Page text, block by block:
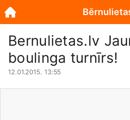
Bernulietas.lv
boulinga turnīrs!
12.01.2015. 13:55